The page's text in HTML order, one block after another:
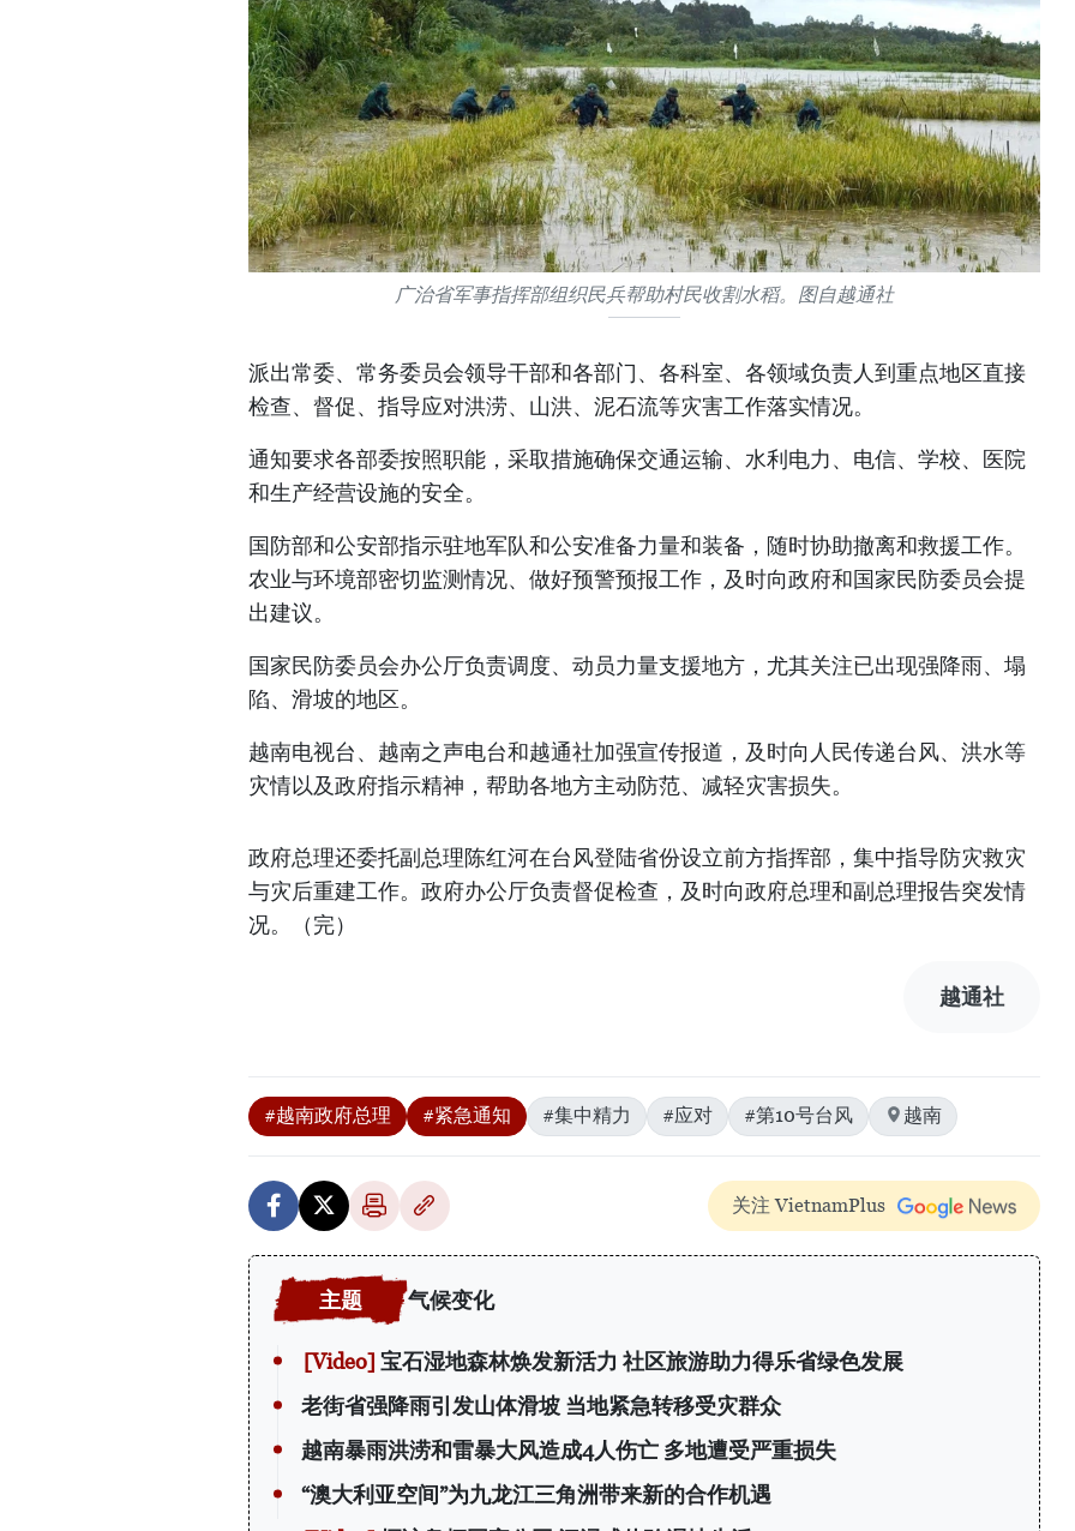
广治省军事指挥部组织民兵帮助村民收割水稻。图自越通社
派出常委、常务委员会领导干部和各部门、各科室、各领域负责人到重点地区直接
检查、督促、指导应对洪涝、山洪、泥石流等灾害工作落实情况。
通知要求各部委按照职能，采取措施确保交通运输、水利电力、电信、学校、医院
和生产经营设施的安全。
国防部和公安部指示驻地军队和公安准备力量和装备，随时协助撤离和救援工作。
农业与环境部密切监测情况、做好预警预报工作，及时向政府和国家民防委员会提
出建议。
国家民防委员会办公厅负责调度、动员力量支援地方，尤其关注已出现强降雨、塌
陷、滑坡的地区。
越南电视台、越南之声电台和越通社加强宣传报道，及时向人民传递台风、洪水等
灾情以及政府指示精神，帮助各地方主动防范、减轻灾害损失。
政府总理还委托副总理陈红河在台风登陆省份设立前方指挥部，集中指导防灾救灾
与灾后重建工作。政府办公厅负责督促检查，及时向政府总理和副总理报告突发情
况。（完）
越通社
#越南政府总理 #紧急通知 #集中精力 #应对 #第10号台风 越南
关注 VietnamPlus
气候变化
宝石湿地森林焕发新活力 社区旅游助力得乐省绿色发展
老街省强降雨引发山体滑坡 当地紧急转移受灾群众
越南暴雨洪涝和雷暴大风造成4人伤亡 多地遭受严重损失
“澳大利亚空间”为九龙江三角洲带来新的合作机遇